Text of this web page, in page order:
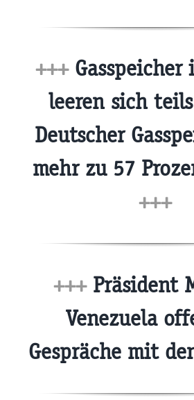
+++Gasspeicher
leeren sich
Deutscher
mehr zu 57
+++
+++Präsident
Venezuela
Gespräche mit